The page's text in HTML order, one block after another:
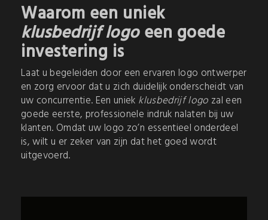
Waarom een uniek
klusbedrijf logoeen goede
investering is
Laat u begeleiden door een ervaren logo ontwerper
en zorg ervoor dat u zich duidelijk onderscheidt van
uw concurrentie. Een uniek klusbedrijf logo zal een
goede eerste, professionele indruk nalaten bij uw
klanten. Omdat uw logo zo’n essentieel onderdeel
is, wilt u er zeker van zijn dat het goed wordt
uitgevoerd.